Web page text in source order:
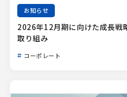
お知らせ
2026年12月期に向けた成長戦
取り組み
コーポレート